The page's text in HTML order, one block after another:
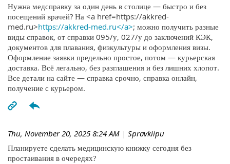
Нужна медсправку за один день в столице — быстро и без
посещений врачей? На <a href=https://akkred-
med.ru>https://akkred-med.ru</a>; можно получить разные
виды справок, от справки 095/у, 027/у до заключений КЭК,
документов для плавания, физкультуры и оформления визы.
Оформление заявки предельно простое, потом — курьерская
доставка. Всё легально, без разглашения и без лишних хлопот.
Все детали на сайте — справка срочно, справка онлайн,
получение с курьером.
Thu, November 20, 2025 8:24 AM | Spravkiipu
Планируете сделать медицинскую книжку сегодня без
простаивания в очередях?